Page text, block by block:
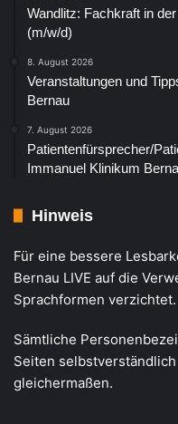
Wandlitz: Fachkraft in
(m/w/d)
8. August 2026
Veranstaltungen und
Bernau
7. August 2026
Patientenfürsprecher/
Immanuel Klinikum
Hinweis
Für eine bessere
Bernau LIVE auf die
Sprachformen verzichtet.
Sämtliche
Seiten
gleichermaßen.